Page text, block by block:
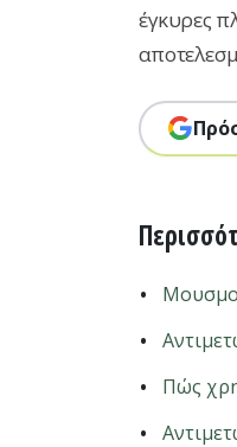
έγκυρες
Πώς